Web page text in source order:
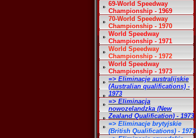
69-World Speedway
Championship - 1969
70-World Speedway
Championship - 1970
World Speedway
Championship - 1971
World Speedway
Championship - 1972
World Speedway
Championship - 1973
=> Eliminacje australijskie
(Australian qualifications) -
1973
=> Eliminacja
nowozelandzka (New
Zealand Qualification) - 1973
=> Eliminacje brytyjskie
(British Qualifications) - 1973